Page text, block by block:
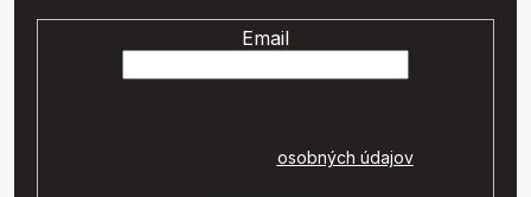
Email
osobných údajov.